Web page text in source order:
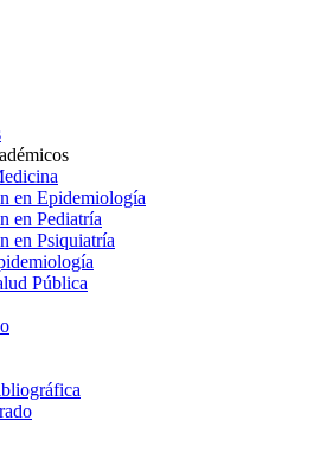
en Epidemiología
en Pediatría
en Psiquiatría
Pública